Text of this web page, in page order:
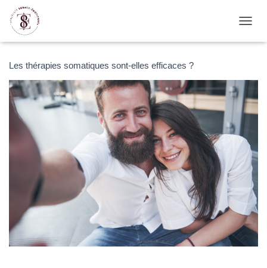
É
R
L
A
O
Les thérapies somatiques sont-elles efficaces ?